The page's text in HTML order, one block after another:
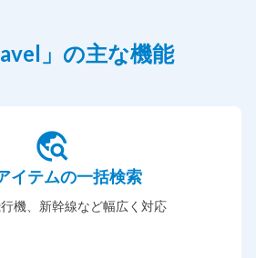
」の主な機能
イテムの一括検索
機、新幹線など幅広く対応